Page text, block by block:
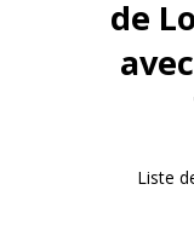
de
Liste